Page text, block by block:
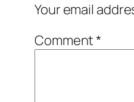
Your email
Comment*